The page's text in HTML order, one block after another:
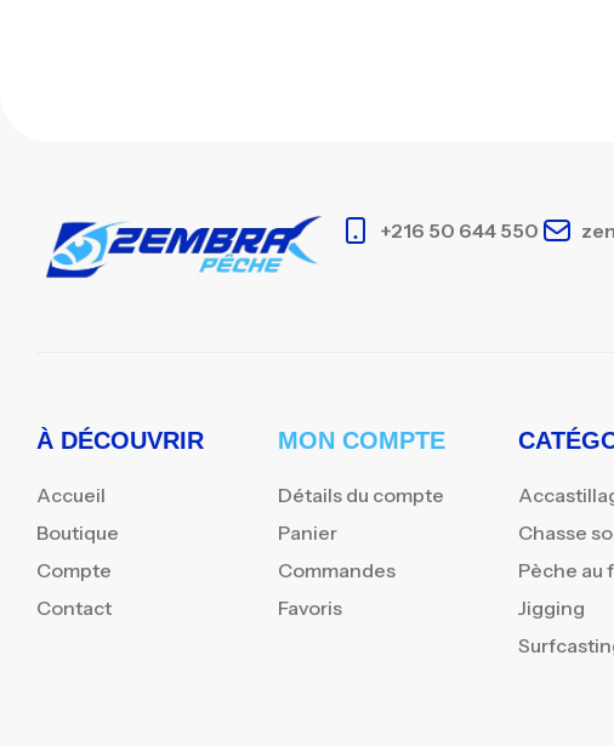
+216 50 644 550
À DÉCOUVRIR
Accueil
Boutique
Compte
Contact
MON COMPTE
Détails du compte
Panier
Commandes
Favoris
Chasse
Pèche au
Jigging